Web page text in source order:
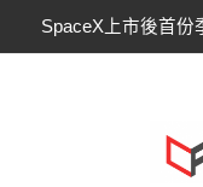
Hut 8淨虧1.77億美
CLARITY法案60
參議員